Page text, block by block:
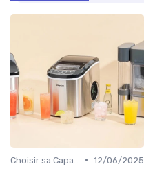
• 12/06/2025